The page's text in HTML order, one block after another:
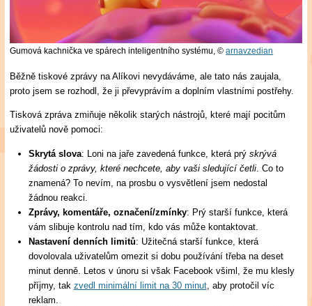
Gumová kachnička ve spárech inteligentního systému,©arnavzedian
Běžně tiskové zprávy na Alíkovi nevydáváme, ale tato nás zaujala,
proto jsem se rozhodl, že ji převyprávím a doplním vlastními postřehy.
Tisková zpráva zmiňuje několik starých nástrojů, které mají pocitům
uživatelů nově pomoci:
Skrytá slova: Loni na jaře zavedená funkce, která prý skrývá
žádosti o zprávy, které nechcete, aby vaši sledující četli. Co to
znamená? To nevím, na prosbu o vysvětlení jsem nedostal
žádnou reakci.
Zprávy, komentáře, označení/zmínky: Prý starší funkce, která
vám slibuje kontrolu nad tím, kdo vás může kontaktovat.
Nastavení denních limitů: Užitečná starší funkce, která
dovolovala uživatelům omezit si dobu používání třeba na deset
minut denně. Letos v únoru si však Facebook všiml, že mu klesly
příjmy, tak zvedl minimální limit na 30 minut, aby protočil víc
reklam.